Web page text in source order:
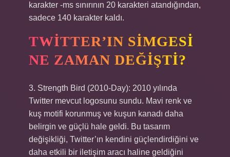
karakter -ms sınırının 20 karakteri atandığından,
sadece 140 karakter kaldı.
TWITTER’IN SIMGESI
NE ZAMAN DEĞIŞTI?
3. Strength Bird (2010-Day): 2010 yılında
Twitter mevcut logosunu sundu. Mavi renk ve
kuş motifi korunmuş ve kuşun kanadı daha
belirgin ve güçlü hale geldi. Bu tasarım
değişikliği, Twitter’ın kendini güçlendirdiğini ve
daha etkili bir iletişim aracı haline geldiğini